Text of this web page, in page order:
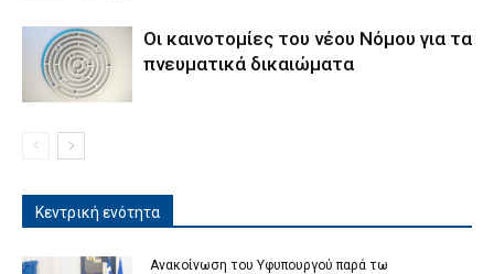
Οι καινοτομίες του νέου Νόμου για τα
πνευματικά δικαιώματα
Κεντρική ενότητα
Ανακοίνωση του Υφυπουργού παρά τω